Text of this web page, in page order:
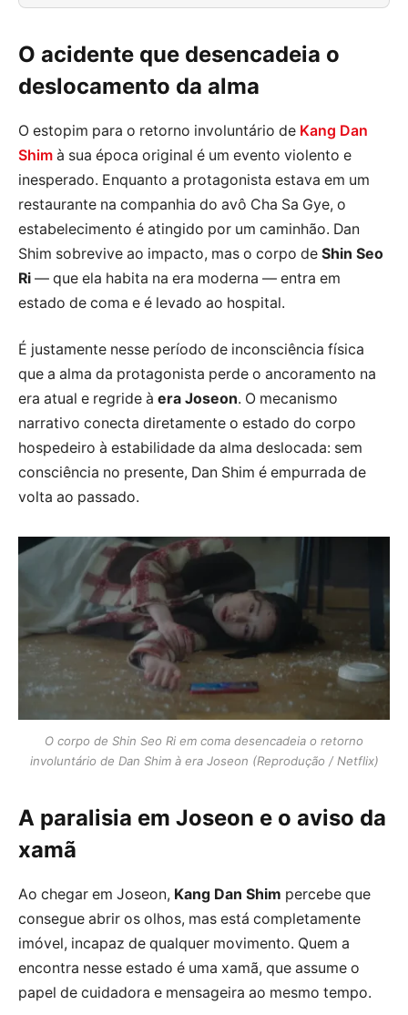
O acidente que desencadeia o
deslocamento da alma
O estopim para o retorno involuntário de Kang Dan
Shim à sua época original é um evento violento e
inesperado. Enquanto a protagonista estava em um
restaurante na companhia do avô Cha Sa Gye, o
estabelecimento é atingido por um caminhão. Dan
Shim sobrevive ao impacto, mas o corpo de Shin Seo
Ri — que ela habita na era moderna — entra em
estado de coma e é levado ao hospital.
É justamente nesse período de inconsciência física
que a alma da protagonista perde o ancoramento na
era atual e regride à era Joseon. O mecanismo
narrativo conecta diretamente o estado do corpo
hospedeiro à estabilidade da alma deslocada: sem
consciência no presente, Dan Shim é empurrada de
volta ao passado.
O corpo de Shin Seo Ri em coma desencadeia o retorno
involuntário de Dan Shim à era Joseon (Reprodução / Netflix)
A paralisia em Joseon e o aviso da
xamã
Ao chegar em Joseon, Kang Dan Shim percebe que
consegue abrir os olhos, mas está completamente
imóvel, incapaz de qualquer movimento. Quem a
encontra nesse estado é uma xamã, que assume o
papel de cuidadora e mensageira ao mesmo tempo.